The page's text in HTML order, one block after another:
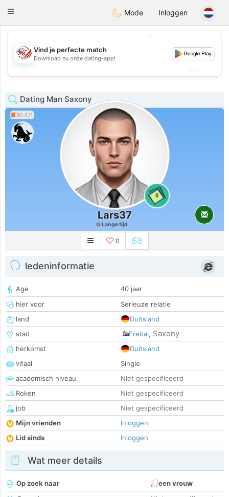
StatesDating
Toggle
Mode Inloggen
💖
💕
Vind je perfecte match
Download nu onze dating-app!
Dating Man Saxony
0.4/1
0
Lars37
Lange tijd
0
ledeninformatie
Age
40 jaar
hier voor
Serieuze relatie
land
Duitsland
stad
Freital, Saxony
herkomst
Duitsland
vitaal
Single
academisch niveau
Niet gespecificeerd
Roken
Niet gespecificeerd
job
Niet gespecificeerd
Mijn vrienden
Inloggen
Lid sinds
Inloggen
Wat meer details
Op zoek naar
een vrouw